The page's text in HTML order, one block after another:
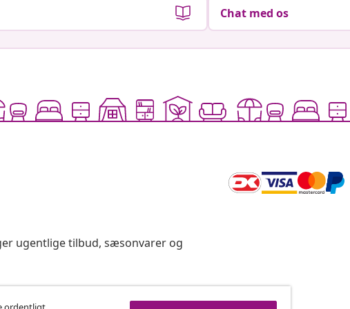
Chat med os
ugentlige tilbud, sæsonvarer og